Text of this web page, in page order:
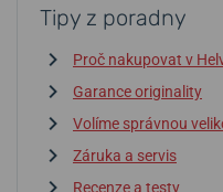
Tipy z poradny
Proč nakupovat v
Garance originality
Volíme správnou
Záruka a servis
Recenze a testy